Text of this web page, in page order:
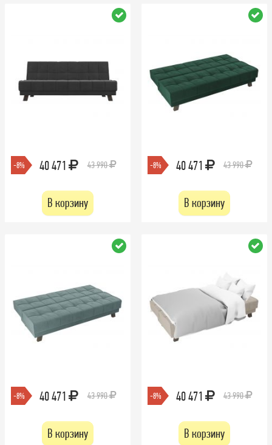
-8% 40 471 43 990
В корзину
-8% 40 471 43 990
В корзину
-8% 40 471 43 990
В корзину
-8% 40 471 43 990
В корзину